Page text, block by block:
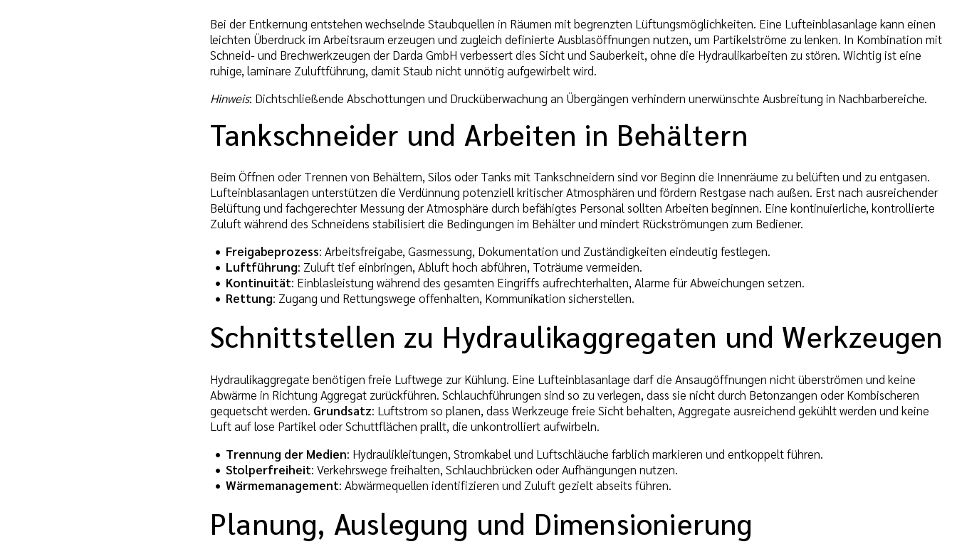
Bei der Entkernung entstehen wechselnde Staubquellen in Räumen mit begrenzten Lüftungsmöglichkeiten. Eine Lufteinblasanlage kann einen
leichten Überdruck im Arbeitsraum erzeugen und zugleich definierte Ausblasöffnungen nutzen, um Partikelströme zu lenken. In Kombination mit
Schneid- und Brechwerkzeugen der Darda GmbH verbessert dies Sicht und Sauberkeit, ohne die Hydraulikarbeiten zu stören. Wichtig ist eine
ruhige, laminare Zuluftführung, damit Staub nicht unnötig aufgewirbelt wird.
Hinweis: Dichtschließende Abschottungen und Drucküberwachung an Übergängen verhindern unerwünschte Ausbreitung in Nachbarbereiche.
Tankschneider und Arbeiten in Behältern
Beim Öffnen oder Trennen von Behältern, Silos oder Tanks mit Tankschneidern sind vor Beginn die Innenräume zu belüften und zu entgasen.
Lufteinblasanlagen unterstützen die Verdünnung potenziell kritischer Atmosphären und fördern Restgase nach außen. Erst nach ausreichender
Belüftung und fachgerechter Messung der Atmosphäre durch befähigtes Personal sollten Arbeiten beginnen. Eine kontinuierliche, kontrollierte
Zuluft während des Schneidens stabilisiert die Bedingungen im Behälter und mindert Rückströmungen zum Bediener.
Freigabeprozess: Arbeitsfreigabe, Gasmessung, Dokumentation und Zuständigkeiten eindeutig festlegen.
Luftführung: Zuluft tief einbringen, Abluft hoch abführen, Toträume vermeiden.
Kontinuität: Einblasleistung während des gesamten Eingriffs aufrechterhalten, Alarme für Abweichungen setzen.
Rettung: Zugang und Rettungswege offenhalten, Kommunikation sicherstellen.
Schnittstellen zu Hydraulikaggregaten und Werkzeugen
Hydraulikaggregate benötigen freie Luftwege zur Kühlung. Eine Lufteinblasanlage darf die Ansaugöffnungen nicht überströmen und keine
Abwärme in Richtung Aggregat zurückführen. Schlauchführungen sind so zu verlegen, dass sie nicht durch Betonzangen oder Kombischeren
gequetscht werden. Grundsatz: Luftstrom so planen, dass Werkzeuge freie Sicht behalten, Aggregate ausreichend gekühlt werden und keine
Luft auf lose Partikel oder Schuttflächen prallt, die unkontrolliert aufwirbeln.
Trennung der Medien: Hydraulikleitungen, Stromkabel und Luftschläuche farblich markieren und entkoppelt führen.
Stolperfreiheit: Verkehrswege freihalten, Schlauchbrücken oder Aufhängungen nutzen.
Wärmemanagement: Abwärmequellen identifizieren und Zuluft gezielt abseits führen.
Planung, Auslegung und Dimensionierung